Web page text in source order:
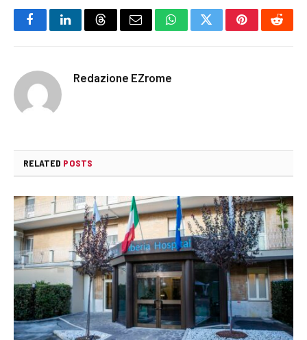
FacebookLinkedInThreadsEmail WhatsAppTwitterPinterest
Redazione EZrome
RELATED POSTS